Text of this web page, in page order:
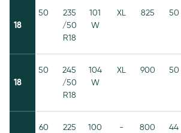
18
50
235
/50
R18
101
W
XL 825 50
18
50
245
/50
R18
104
W
XL 900 50
60
225
100
- 800 44